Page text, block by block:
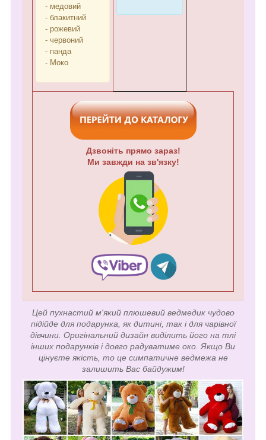
- медовий
- блакитний
- рожевий
- червоний
- панда
- Моко
Дзвоніть прямо зараз!
Ми завжди на зв'язку!
Цей пухнастий м'який плюшевий ведмедик чудово
підійде для подарунка, як дитині, так і для чарівної
дівчини. Оригінальний дизайн виділить його на тлі
інших подарунків і довго радуватиме око. Якщо Ви
цінуєте якість, то це симпатичне ведмежа не
залишить Вас байдужим!